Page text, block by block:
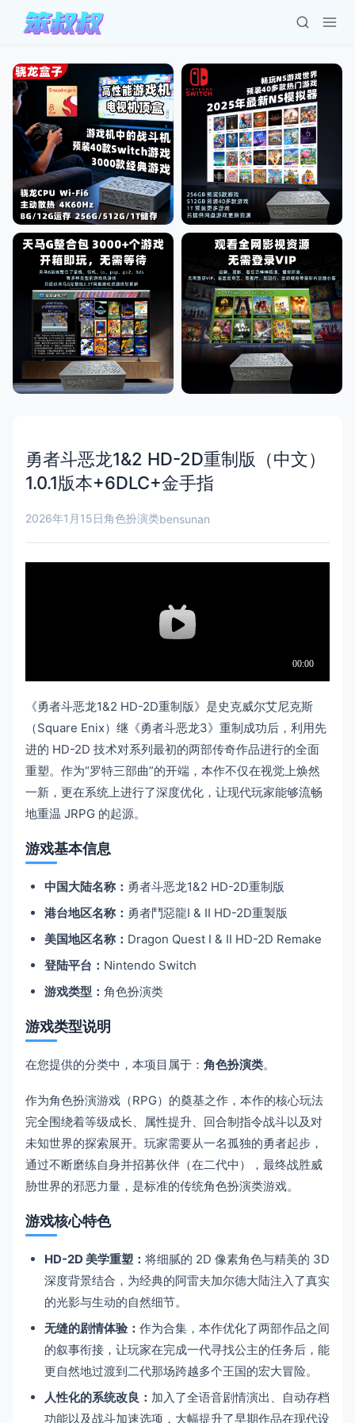
勇者斗恶龙1&2 HD-2D重制版（中文）
1.0.1版本+6DLC+金手指
2026年1月15日角色扮演类bensunan
《勇者斗恶龙1&2 HD-2D重制版》是史克威尔艾尼克斯
（Square Enix）继《勇者斗恶龙3》重制成功后，利用先
进的 HD-2D 技术对系列最初的两部传奇作品进行的全面
重塑。作为“罗特三部曲”的开端，本作不仅在视觉上焕然
一新，更在系统上进行了深度优化，让现代玩家能够流畅
地重温 JRPG 的起源。
游戏基本信息
中国大陆名称： 勇者斗恶龙1&2 HD-2D重制版
港台地区名称： 勇者鬥惡龍I & II HD-2D重製版
美国地区名称： Dragon Quest I & II HD-2D Remake
登陆平台： Nintendo Switch
游戏类型： 角色扮演类
游戏类型说明
在您提供的分类中，本项目属于： 角色扮演类。
作为角色扮演游戏（RPG）的奠基之作，本作的核心玩法
完全围绕着等级成长、属性提升、回合制指令战斗以及对
未知世界的探索展开。玩家需要从一名孤独的勇者起步，
通过不断磨练自身并招募伙伴（在二代中），最终战胜威
胁世界的邪恶力量，是标准的传统角色扮演类游戏。
游戏核心特色
HD-2D 美学重塑： 将细腻的 2D 像素角色与精美的 3D
深度背景结合，为经典的阿雷夫加尔德大陆注入了真实
的光影与生动的自然细节。
无缝的剧情体验： 作为合集，本作优化了两部作品之间
的叙事衔接，让玩家在完成一代寻找公主的任务后，能
更自然地过渡到二代那场跨越多个王国的宏大冒险。
人性化的系统改良： 加入了全语音剧情演出、自动存档
功能以及战斗加速选项，大幅提升了早期作品在现代设